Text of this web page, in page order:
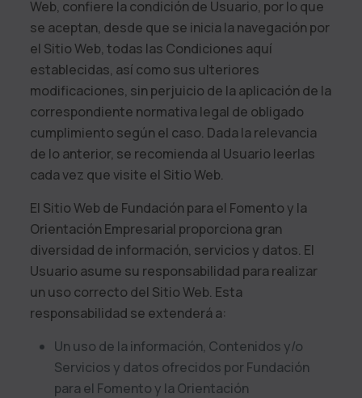
Web, confiere la condición de Usuario, por lo que
se aceptan, desde que se inicia la navegación por
el Sitio Web, todas las Condiciones aquí
establecidas, así como sus ulteriores
modificaciones, sin perjuicio de la aplicación de la
correspondiente normativa legal de obligado
cumplimiento según el caso. Dada la relevancia
de lo anterior, se recomienda al Usuario leerlas
cada vez que visite el Sitio Web.
El Sitio Web de Fundación para el Fomento y la
Orientación Empresarial proporciona gran
diversidad de información, servicios y datos. El
Usuario asume su responsabilidad para realizar
un uso correcto del Sitio Web. Esta
responsabilidad se extenderá a:
Un uso de la información, Contenidos y/o
Servicios y datos ofrecidos porFundación
para el Fomento y la Orientación